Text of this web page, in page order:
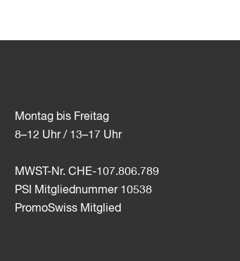
Montag bis Freitag
8–12 Uhr / 13–17 Uhr
MWST-Nr. CHE-107.806.789
PSI Mitgliednummer 10538
PromoSwiss Mitglied